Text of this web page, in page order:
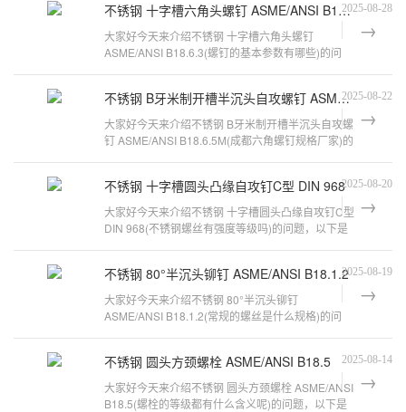
不锈钢 十字槽六角头螺钉 ASME/ANSI B18.6.3
2025-08-28
大家好今天来介绍不锈钢 十字槽六角头螺钉
ASME/ANSI B18.6.3(螺钉的基本参数有哪些)的问
不锈钢 B牙米制开槽半沉头自攻螺钉 ASME/ANSI B18.6.5M
2025-08-22
大家好今天来介绍不锈钢 B牙米制开槽半沉头自攻螺
钉 ASME/ANSI B18.6.5M(成都六角螺钉规格厂家)的
不锈钢 十字槽圆头凸缘自攻钉C型 DIN 9682025-08-20
大家好今天来介绍不锈钢 十字槽圆头凸缘自攻钉C型
DIN 968(不锈钢螺丝有强度等级吗)的问题，以下是
不锈钢 80°半沉头铆钉 ASME/ANSI B18.1.22025-08-19
大家好今天来介绍不锈钢 80°半沉头铆钉
ASME/ANSI B18.1.2(常规的螺丝是什么规格)的问
不锈钢 圆头方颈螺栓 ASME/ANSI B18.5 2025-08-14
大家好今天来介绍不锈钢 圆头方颈螺栓 ASME/ANSI
B18.5(螺栓的等级都有什么含义呢)的问题，以下是